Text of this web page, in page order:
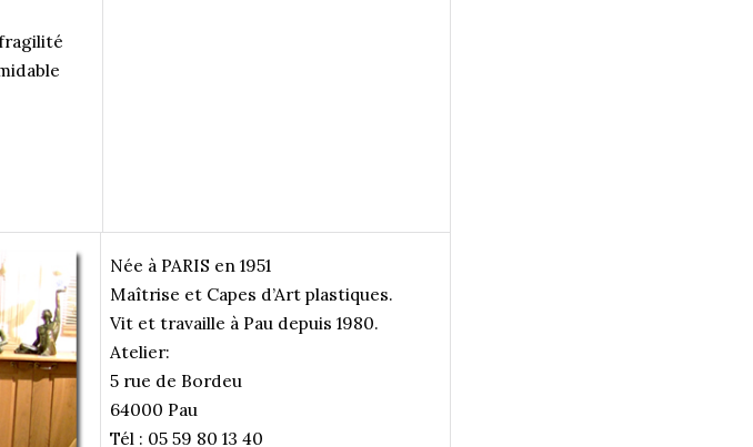
Née à PARIS en 1951
Maîtrise et Capes d’Art plastiques.
Vit et travaille à Pau depuis 1980.
Atelier:
5 rue de Bordeu
64000 Pau
Tél : 05 59 80 13 40